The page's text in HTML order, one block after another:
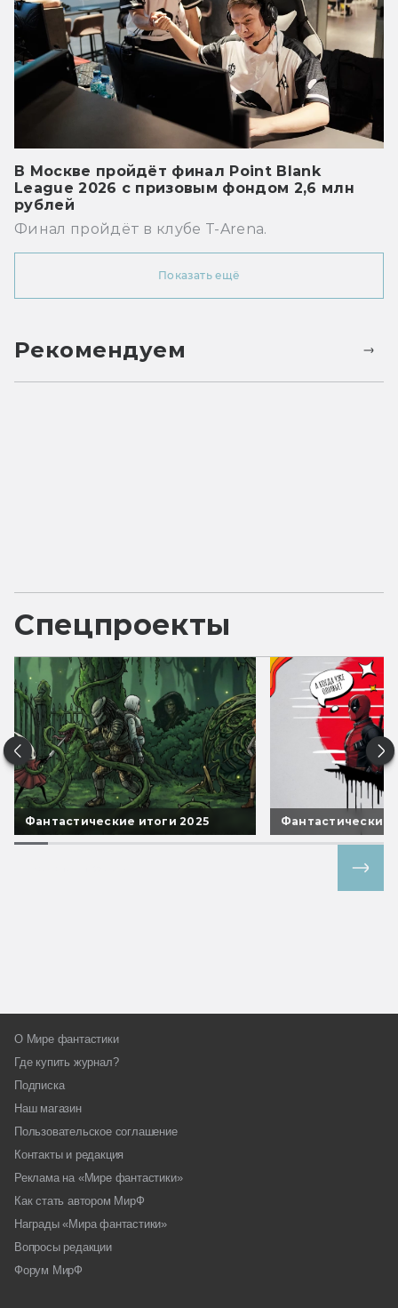
В Москве пройдёт финал Point Blank
League 2026 с призовым фондом 2,6 млн
рублей
Финал пройдёт в клубе T-Arena.
Показать ещё
Рекомендуем
Спецпроекты
Фантастические итоги 2025 Фантастические
О Мире фантастики
Где купить журнал?
Подписка
Наш магазин
Пользовательское соглашение
Контакты и редакция
Реклама на «Мире фантастики»
Как стать автором МирФ
Награды «Мира фантастики»
Вопросы редакции
Форум МирФ